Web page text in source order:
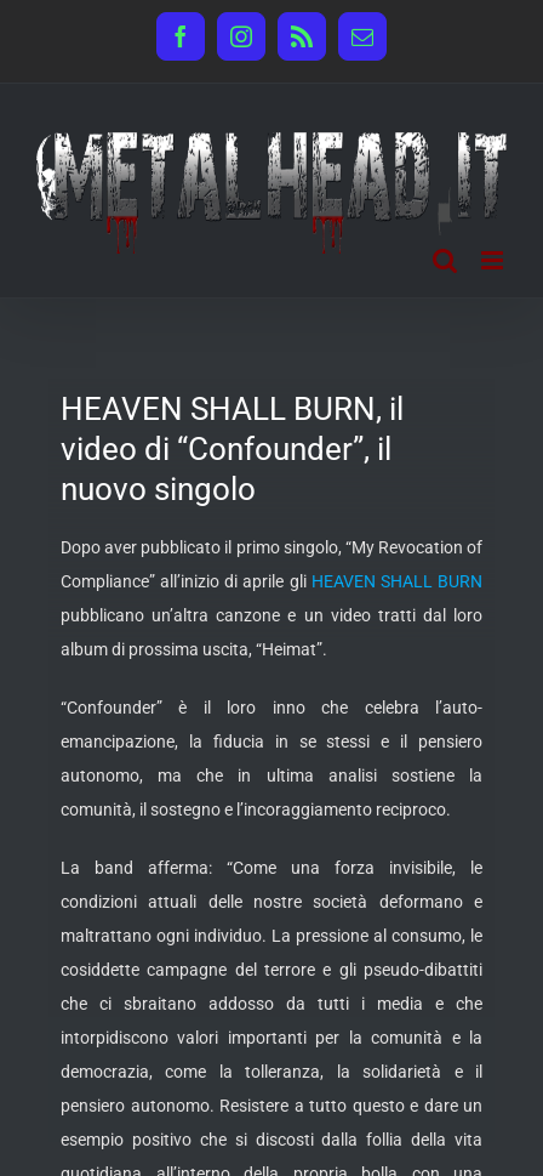
FacebookInstagram
Rss Email
HEAVEN SHALL BURN, il
video di “Confounder”, il
nuovo singolo
Dopo aver pubblicato il primo singolo, “My Revocation of
Compliance” all’inizio di aprile gli HEAVEN SHALL BURN
pubblicano un’altra canzone e un video tratti dal loro
album di prossima uscita, “Heimat”.
“Confounder” è il loro inno che celebra l’auto-
emancipazione, la fiducia in se stessi e il pensiero
autonomo, ma che in ultima analisi sostiene la
comunità, il sostegno e l’incoraggiamento reciproco.
La band afferma: “Come una forza invisibile, le
condizioni attuali delle nostre società deformano e
maltrattano ogni individuo. La pressione al consumo, le
cosiddette campagne del terrore e gli pseudo-dibattiti
che ci sbraitano addosso da tutti i media e che
intorpidiscono valori importanti per la comunità e la
democrazia, come la tolleranza, la solidarietà e il
pensiero autonomo. Resistere a tutto questo e dare un
esempio positivo che si discosti dalla follia della vita